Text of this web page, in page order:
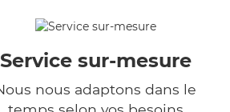
Service sur-mesure
nous adaptons dans le